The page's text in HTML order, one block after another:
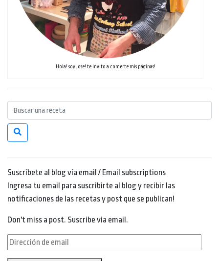
Hola! soy Jose! te invito a comerte mis páginas!
Suscríbete al blog vía email / Email subscriptions
Ingresa tu email para suscribirte al blog y recibir las
notificaciones de las recetas y post que se publican!
Don't miss a post. Suscribe via email.
Dirección